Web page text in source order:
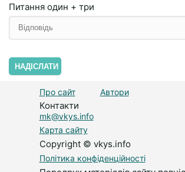
Питання один + три
НАДІСЛАТИ
Про сайт Автори
Контакти
mk@vkys.info
Карта сайту
Copyright © vkys.info
Політика конфіденційності